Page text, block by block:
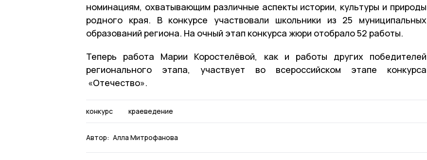
номинациям, охватывающим различные аспекты истории, культуры и природы
родного края. В конкурсе участвовали школьники из 25 муниципальных
образований региона. На очный этап конкурса жюри отобрало 52 работы.
Теперь работа Марии Коростелёвой, как и работы других победителей
регионального этапа, участвует во всероссийском этапе конкурса
«Отечество».
конкурс краеведение
Автор: Алла Митрофанова